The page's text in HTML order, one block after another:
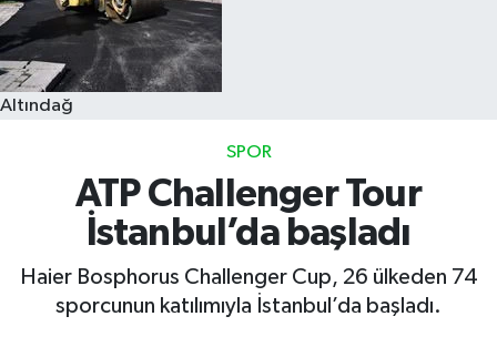
Altındağ
SPOR
ATP Challenger Tour
İstanbul’da başladı
Haier Bosphorus Challenger Cup, 26 ülkeden 74
sporcunun katılımıyla İstanbul’da başladı.